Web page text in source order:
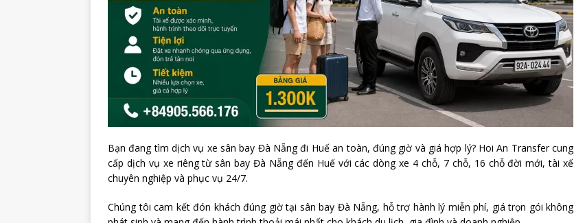
Bạn đang tìm dịch vụ xe sân bay Đà Nẵng đi Huế an toàn, đúng giờ và giá hợp lý? Hoi An Transfer cung
cấp dịch vụ xe riêng từ sân bay Đà Nẵng đến Huế với các dòng xe 4 chỗ, 7 chỗ, 16 chỗ đời mới, tài xế
chuyên nghiệp và phục vụ 24/7.
Chúng tôi cam kết đón khách đúng giờ tại sân bay Đà Nẵng, hỗ trợ hành lý miễn phí, giá trọn gói không